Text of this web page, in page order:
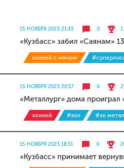
15 НОЯБРЯ 2023 21:43 0
«Кузбасс» забил «Саянам»
хоккей с мячом
15 НОЯБРЯ 2023 20:57 6
«Металлург» дома проиграл
хоккей #вхл #хк
15 НОЯБРЯ 2023 18:31 0
«Кузбасс» принимает